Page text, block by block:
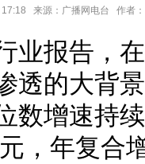
17:18 来源：广播网电台 作者
业报告，
透的大背
数增速持
，年复合